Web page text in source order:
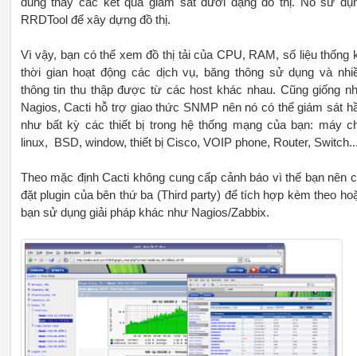
RRDTool để xây dựng đồ thị.
Vì vậy, bạn có thể xem đồ thị tải của CPU, RAM, số liệu thống
thời gian hoạt động các dịch vụ, băng thông sử dụng và
thông tin thu thập được từ các host khác nhau. Cũng giống
Nagios, Cacti hỗ trợ giao thức SNMP nên nó có thể giám sát
như bất kỳ các thiết bị trong hệ thống mạng của bạn: máy
linux, BSD, window, thiết bị Cisco, VOIP phone, Router,
Theo mặc định Cacti không cung cấp cảnh báo vì thế bạn nên
đặt plugin của bên thứ ba (Third party) để tích hợp kèm theo
bạn sử dụng giải pháp khác như Nagios/Zabbix.